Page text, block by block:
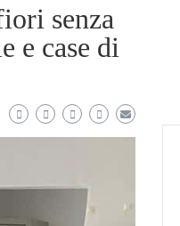
senza
e case di